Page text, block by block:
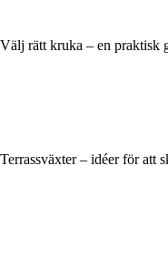
Välj rätt kruka – en praktisk
Terrassväxter – idéer för att